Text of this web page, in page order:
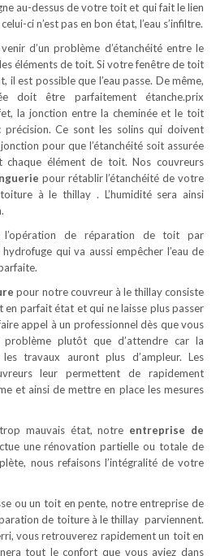
au-dessus de votre toit et qui fait le lien
ci n’est pas en bon état, l’eau s’infiltre.
d’un problème d’étanchéité entre le
éléments de toit. Si votre fenêtre de toit
il est possible que l’eau passe. De même,
doit être parfaitement étanche.prix
la jonction entre la cheminée et le toit
Ce sont les solins qui doivent
pour que l’étanchéité soit assurée
chaque élément de toit. Nos couvreurs
pour rétablir l’étanchéité de votre
à le thillay . L’humidité sera ainsi
l’opération de réparation de toit par
qui va aussi empêcher l’eau de
pour notre couvreur à le thillay consiste
parfait état et qui ne laisse plus passer
appel à un professionnel dès que vous
problème plutôt que d’attendre car la
travaux auront plus d’ampleur. Les
leur permettent de rapidement
et ainsi de mettre en place les mesures
mauvais état, notre entreprise de
une rénovation partielle ou totale de
nous refaisons l’intégralité de votre
ou un toit en pente, notre entreprise de
de toiture à le thillay parviennent.
vous retrouverez rapidement un toit en
tout le confort que vous aviez dans